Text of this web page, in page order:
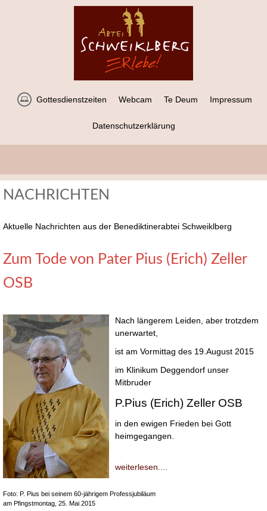
Gottesdienstzeiten Webcam Te Deum Impressum
Datenschutzerklärung
NACHRICHTEN
Aktuelle Nachrichten aus der Benediktinerabtei Schweiklberg
Zum Tode von Pater Pius (Erich) Zeller
OSB
Nach längerem Leiden, aber trotzdem
unerwartet,
ist am Vormittag des 19.August 2015
im Klinikum Deggendorf unser
Mitbruder
P.Pius (Erich) Zeller OSB
in den ewigen Frieden bei Gott
heimgegangen.
weiterlesen....
Foto: P. Pius bei seinem 60-jährigem Professjubiläum
am Pfingstmontag, 25. Mai 2015